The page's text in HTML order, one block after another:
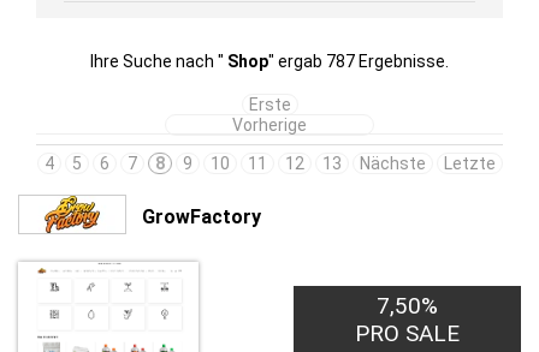
Ihre Suche nach " Shop" ergab 787 Ergebnisse.
Erste
Vorherige
4
5 6 7 8 9 10 11 12 13 Nächste Letzte
GrowFactory
7,50%
PRO SALE